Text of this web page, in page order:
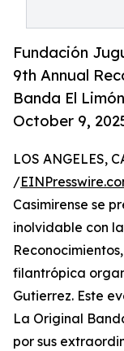
Fundación
9th Annual
Banda El
October 9,
LOS ANGELES,
/
Casimirense se
inolvidable con
filantrópica
Gutierrez. Este
La Original
por sus